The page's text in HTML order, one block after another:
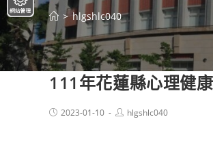
> hlgshlc040
111年花蓮縣心理健
Post2023-01-10
Posthlgshlc040